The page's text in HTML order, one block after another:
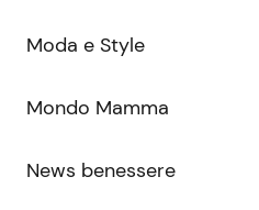
Moda e Style
Mondo Mamma
News benessere